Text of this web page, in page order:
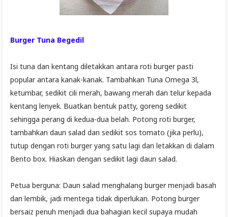
Burger Tuna Begedil
Isi tuna dan kentang diletakkan antara roti burger pasti
popular antara kanak-kanak. Tambahkan Tuna Omega 3l,
ketumbar, sedikit cili merah, bawang merah dan telur kepada
kentang lenyek. Buatkan bentuk patty, goreng sedikit
sehingga perang di kedua-dua belah. Potong roti burger,
tambahkan daun salad dan sedikit sos tomato (jika perlu),
tutup dengan roti burger yang satu lagi dan letakkan di dalam
Bento box. Hiaskan dengan sedikit lagi daun salad.
Petua berguna: Daun salad menghalang burger menjadi basah
dan lembik, jadi mentega tidak diperlukan. Potong burger
bersaiz penuh menjadi dua bahagian kecil supaya mudah